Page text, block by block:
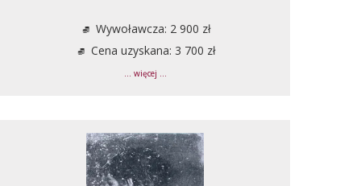
Wywoławcza: 2 900 zł
Cena uzyskana: 3 700 zł
... więcej ...